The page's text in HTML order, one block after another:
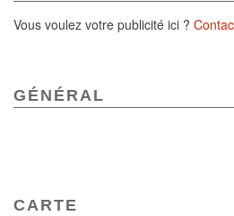
Vous voulez votre publicité ici ?
GÉNÉRAL
CARTE